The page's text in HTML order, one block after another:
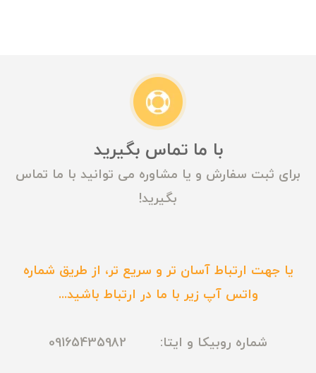
با ما تماس بگیرید
برای ثبت سفارش و یا مشاوره می توانید با ما تماس
بگیرید!
یا جهت ارتباط آسان تر و سریع تر، از طریق شماره
واتس آپ زیر با ما در ارتباط باشید...
شماره روبیکا و ایتا: 09165435982